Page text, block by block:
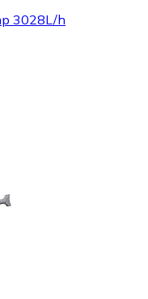
3028L/h